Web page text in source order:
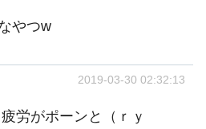
やつw
2019-03-30 02:32:13
労がポーンと（ｒｙ